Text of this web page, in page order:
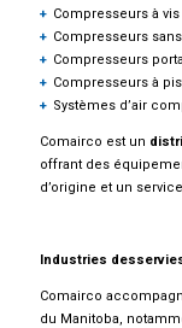
Compresseurs à
Compresseurs
Compresseurs
Compresseurs à
Systèmes d’air
Comairco est un
offrant des
d’origine et un
Industries
Comairco
du Manitoba,